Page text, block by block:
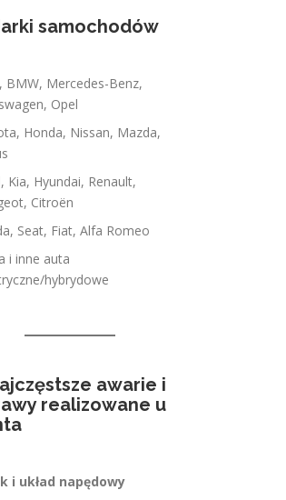
samochodów
BMW, Mercedes-Benz,
Opel
Honda, Nissan, Mazda,
Kia, Hyundai, Renault,
Citroën
Seat, Fiat, Alfa Romeo
i inne auta
hybrydowe
awarie i
realizowane u
i układ napędowy